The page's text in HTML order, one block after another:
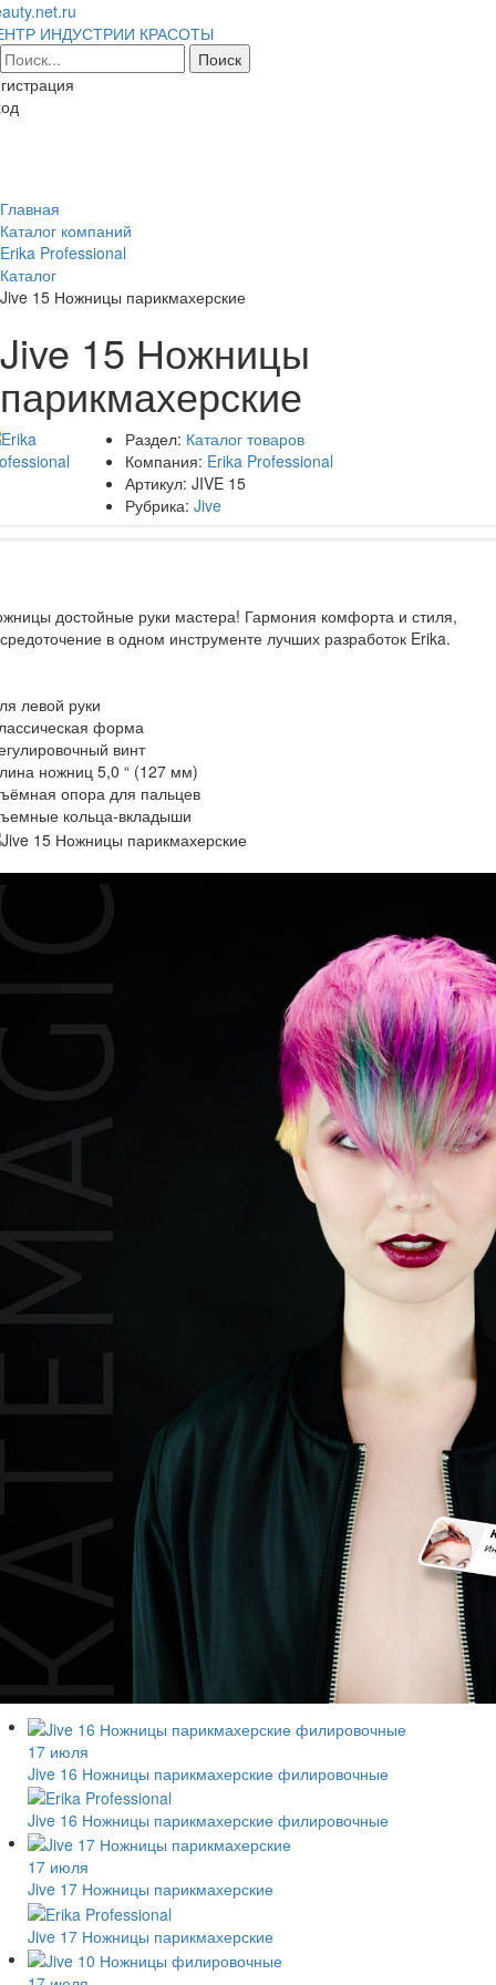
ИНДУСТРИИ КРАСОТЫ
Главная
Каталог компаний
Erika Professional
Каталог
Jive 15 Ножницы парикмахерские
Jive 15 Ножницы
парикмахерские
Раздел: Каталог товаров
Компания: Erika Professional
Артикул: JIVE 15
Рубрика: Jive
достойные руки мастера! Гармония комфорта и стиля,
в одном инструменте лучших разработок Erika.
левой руки
форма
винт
ножниц 5,0 “ (127 мм)
опора для пальцев
кольца-вкладыши
17 июля
Jive 16 Ножницы парикмахерские филировочные
Jive 16 Ножницы парикмахерские филировочные
17 июля
Jive 17 Ножницы парикмахерские
Jive 17 Ножницы парикмахерские